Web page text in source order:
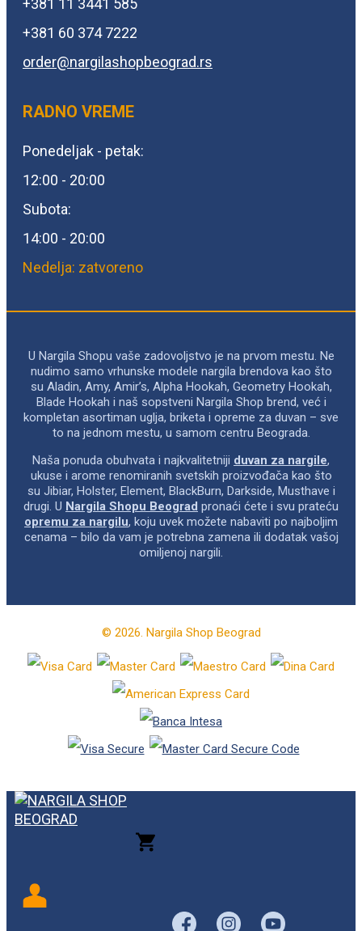
+381 11 3441 585
+381 60 374 7222
order@nargilashopbeograd.rs
RADNO VREME
Ponedeljak - petak:
12:00 - 20:00
Subota:
14:00 - 20:00
Nedelja: zatvoreno
U Nargila Shopu vaše zadovoljstvo je na prvom mestu. Ne
nudimo samo vrhunske modele nargila brendova kao što
su Aladin, Amy, Amir’s, Alpha Hookah, Geometry Hookah,
Blade Hookah i naš sopstveni Nargila Shop brend, već i
kompletan asortiman uglja, briketa i opreme za duvan – sve
to na jednom mestu, u samom centru Beograda.
Naša ponuda obuhvata i najkvalitetniji duvan za nargile,
ukuse i arome renomiranih svetskih proizvođača kao što
su Jibiar, Holster, Element, BlackBurn, Darkside, Musthave i
drugi. U Nargila Shopu Beograd pronaći ćete i svu prateću
opremu za nargilu, koju uvek možete nabaviti po najboljim
cenama – bilo da vam je potrebna zamena ili dodatak vašoj
omiljenoj nargili.
© 2026. Nargila Shop Beograd